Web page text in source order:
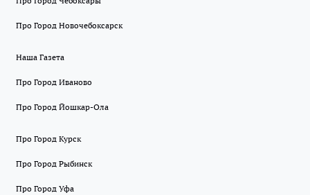
Про Город Новочебоксарск
Наша Газета
Про Город Иваново
Про Город Йошкар-Ола
Про Город Курск
Про Город Рыбинск
Про Город Уфа